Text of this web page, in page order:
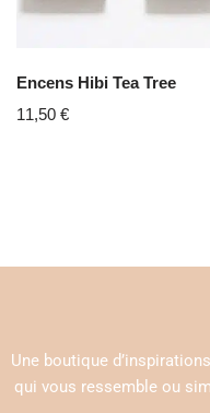
Encens Hibi Tea Tree
11,50 €
Une boutique
qui vous ressemble ou